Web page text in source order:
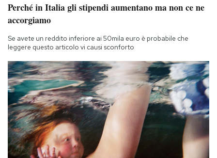
Perché in Italia gli stipendi aumentano ma non ce ne
accorgiamo
Se avete un reddito inferiore ai 50mila euro è probabile che
leggere questo articolo vi causi sconforto